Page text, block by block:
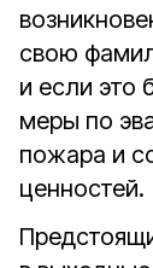
свою
и если это
меры по
пожара и
ценностей.